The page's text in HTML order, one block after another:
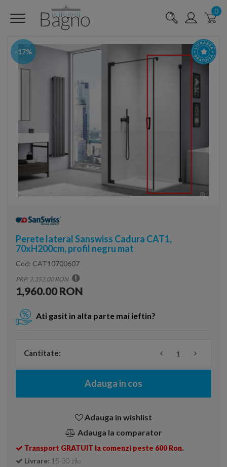
0
-17%
Perete lateral Sanswiss Cadura CAT1,
70xH200cm, profil negru mat
Cod: CAT10700607
PRP: 2,352.00 RON
1,960.00 RON
Ati gasit in alta parte mai ieftin?
Cantitate:
Adauga in cos
Adauga in wishlist
Adauga la comparator
Transport GRATUIT la comenzi peste 600 Ron.
Livrare: 15-30 zile